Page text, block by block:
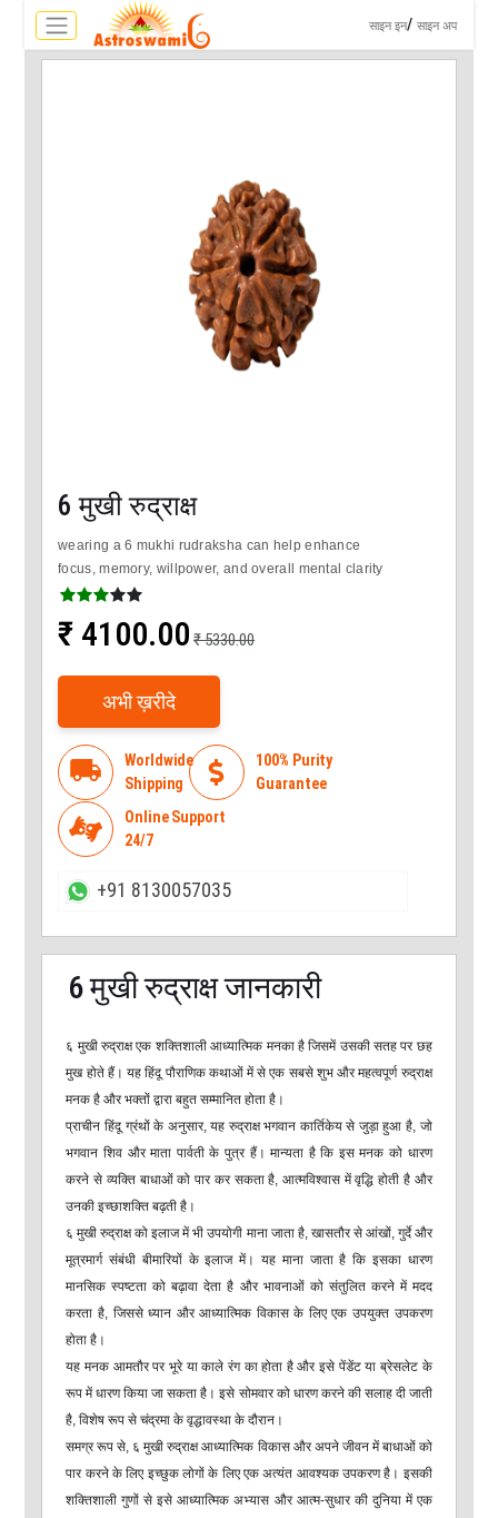
साइन इन/ साइन अप
6 मुखी रुद्राक्ष
wearing a 6 mukhi rudraksha can help enhance
focus, memory, willpower, and overall mental clarity
₹ 4100.00 ₹ 5330.00
अभी ख़रीदे
local_shipping
Worldwide
Shipping

100% Purity
Guarantee

Online Support
24/7
+91 8130057035
6 मुखी रुद्राक्ष जानकारी
६ मुखी रुद्राक्ष एक शक्तिशाली आध्यात्मिक मनका है जिसमें उसकी सतह पर छह
मुख होते हैं। यह हिंदू पौराणिक कथाओं में से एक सबसे शुभ और महत्वपूर्ण रुद्राक्ष
मनक है और भक्तों द्वारा बहुत सम्मानित होता है।
प्राचीन हिंदू ग्रंथों के अनुसार, यह रुद्राक्ष भगवान कार्तिकेय से जुड़ा हुआ है, जो
भगवान शिव और माता पार्वती के पुत्र हैं। मान्यता है कि इस मनक को धारण
करने से व्यक्ति बाधाओं को पार कर सकता है, आत्मविश्वास में वृद्धि होती है और
उनकी इच्छाशक्ति बढ़ती है।
६ मुखी रुद्राक्ष को इलाज में भी उपयोगी माना जाता है, खासतौर से आंखों, गुर्दे और
मूत्रमार्ग संबंधी बीमारियों के इलाज में। यह माना जाता है कि इसका धारण
मानसिक स्पष्टता को बढ़ावा देता है और भावनाओं को संतुलित करने में मदद
करता है, जिससे ध्यान और आध्यात्मिक विकास के लिए एक उपयुक्त उपकरण
होता है।
यह मनक आमतौर पर भूरे या काले रंग का होता है और इसे पेंडेंट या ब्रेसलेट के
रूप में धारण किया जा सकता है। इसे सोमवार को धारण करने की सलाह दी जाती
है, विशेष रूप से चंद्रमा के वृद्धावस्था के दौरान।
समग्र रूप से, ६ मुखी रुद्राक्ष आध्यात्मिक विकास और अपने जीवन में बाधाओं को
पार करने के लिए इच्छुक लोगों के लिए एक अत्यंत आवश्यक उपकरण है। इसकी
शक्तिशाली गुणों से इसे आध्यात्मिक अभ्यास और आत्म-सुधार की दुनिया में एक